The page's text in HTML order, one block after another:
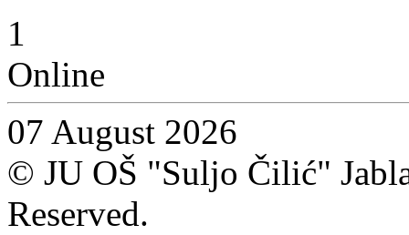
1
Online
07 August 2026
© JU OŠ "Suljo Čilić"
Reserved.